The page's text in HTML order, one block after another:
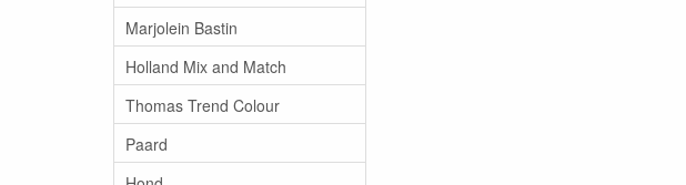
Marjolein Bastin
Holland Mix and Match
Thomas Trend Colour
Paard